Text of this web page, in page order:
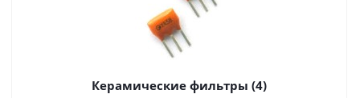
Керамические фильтры (4)